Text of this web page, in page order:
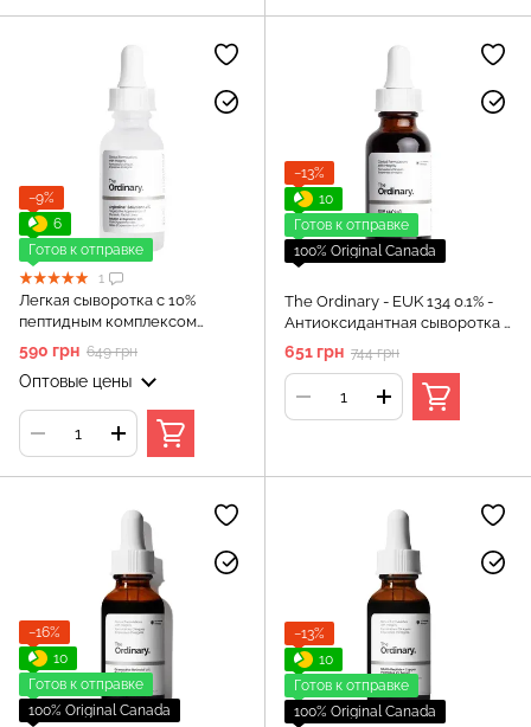
−9%
6
Готов к отправке
1
Легкая сыворотка с 10%
пептидным комплексом
ARGIRELINE™ - The Ordinary -
Argireline Solution 10% - 30 мл
590 грн 649 грн
Оптовые цены
−13%
10
Готов к отправке
100% Original Canada
The Ordinary - EUK 134 0.1% -
Антиоксидантная сыворотка -
30ml
651 грн 744 грн
−16%
10
Готов к отправке
100% Original Canada
−13%
10
Готов к отправке
100% Original Canada